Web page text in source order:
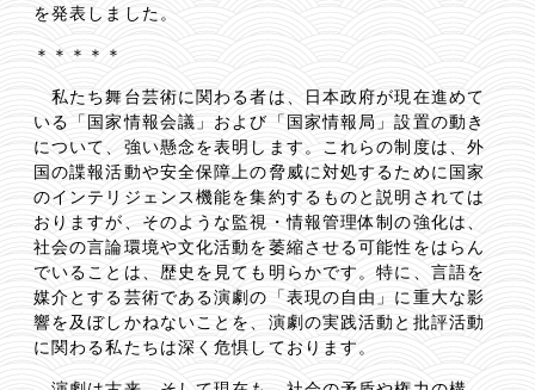
を発表しました。
＊＊＊＊＊
私たち舞台芸術に関わる者は、日本政府が現在進めて
いる「国家情報会議」および「国家情報局」設置の動き
について、強い懸念を表明します。これらの制度は、外
国の諜報活動や安全保障上の脅威に対処するために国家
のインテリジェンス機能を集約するものと説明されては
おりますが、そのような監視・情報管理体制の強化は、
社会の言論環境や文化活動を萎縮させる可能性をはらん
でいることは、歴史を見ても明らかです。特に、言語を
媒介とする芸術である演劇の「表現の自由」に重大な影
響を及ぼしかねないことを、演劇の実践活動と批評活動
に関わる私たちは深く危惧しております。